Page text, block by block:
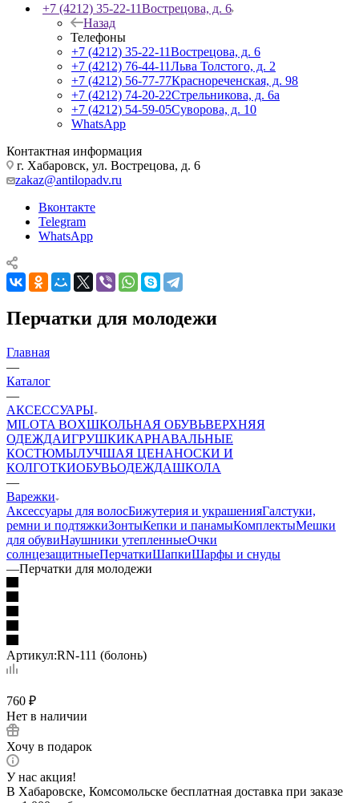
+7 (4212) 35-22-11Вострецова, д. 6
Назад
Телефоны
+7 (4212) 35-22-11Вострецова, д. 6
+7 (4212) 76-44-11Льва Толстого, д. 2
+7 (4212) 56-77-77Краснореченская, д. 98
+7 (4212) 74-20-22Стрельникова, д. 6а
+7 (4212) 54-59-05Суворова, д. 10
WhatsApp
Контактная информация
г. Хабаровск, ул. Вострецова, д. 6
zakaz@antilopadv.ru
Вконтакте
Telegram
WhatsApp
Перчатки для молодежи
Главная
—
Каталог
—
АКСЕССУАРЫ
MILOTA BOXШКОЛЬНАЯ ОБУВЬВЕРХНЯЯ
ОДЕЖДАИГРУШКИКАРНАВАЛЬНЫЕ
КОСТЮМЫЛУЧШАЯ ЦЕНАНОСКИ И
КОЛГОТКИОБУВЬОДЕЖДАШКОЛА
—
Варежки
Аксессуары для волосБижутерия и украшенияГалстуки,
ремни и подтяжкиЗонтыКепки и панамыКомплектыМешки
для обувиНаушники утепленныеОчки
солнцезащитныеПерчаткиШапкиШарфы и снуды
—Перчатки для молодежи
Артикул:RN-111 (болонь)
760 ₽
Нет в наличии
Хочу в подарок
У нас акция!
В Хабаровске, Комсомольске бесплатная доставка при заказе